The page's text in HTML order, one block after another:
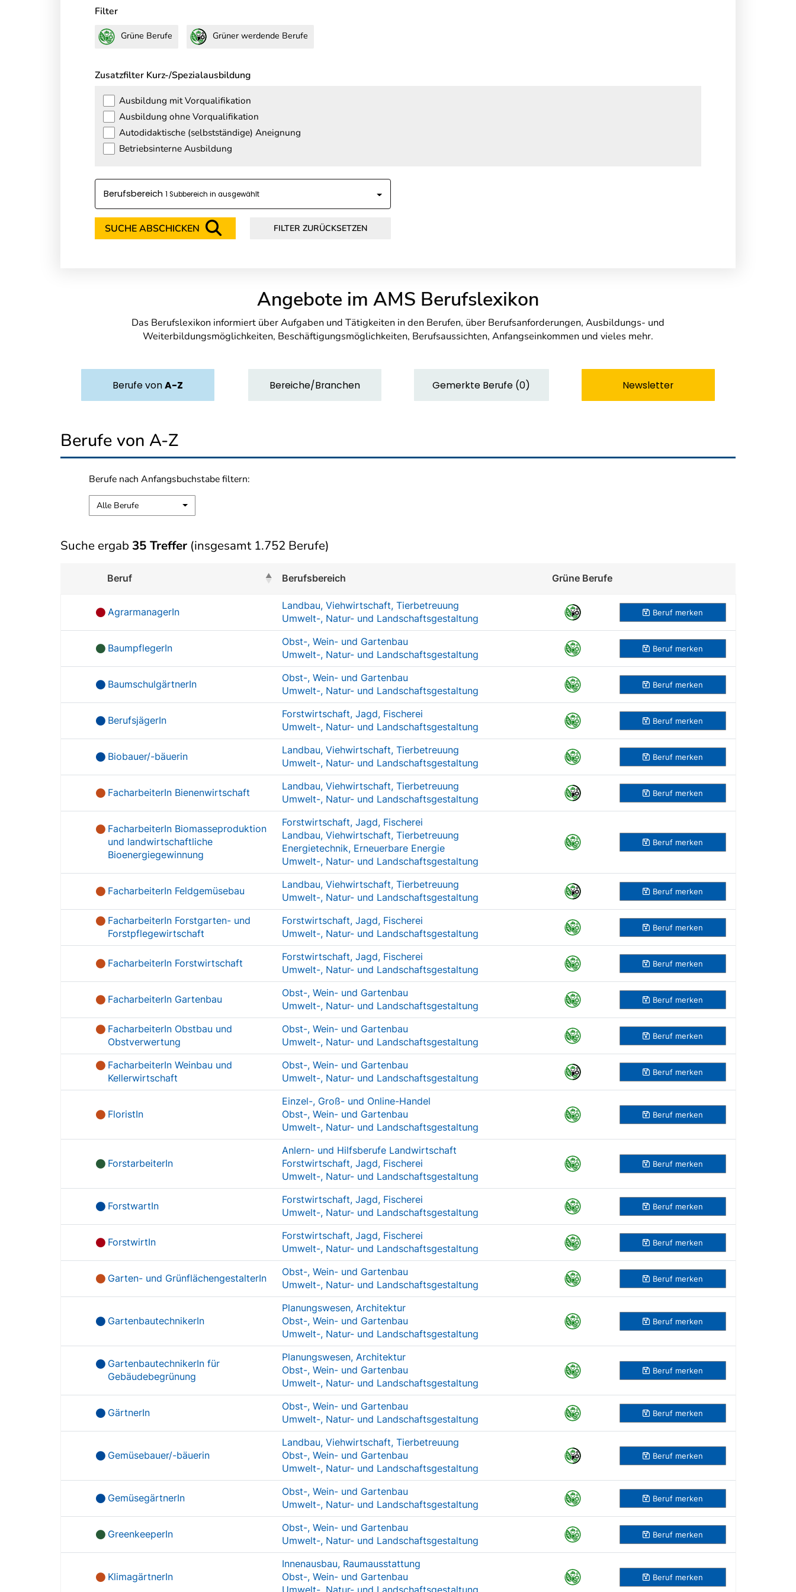
Filter
Grüne Berufe Grüner werdende Berufe
Zusatzfilter Kurz-/Spezialausbildung
Ausbildung mit Vorqualifikation
Ausbildung ohne Vorqualifikation
Autodidaktische (selbstständige) Aneignung
Betriebsinterne Ausbildung
Berufsbereich 1 Subbereich in
SUCHE ABSCHICKEN FILTER ZURÜCKSETZEN
Angebote im AMS Berufslexikon
Das Berufslexikon informiert über Aufgaben und Tätigkeiten in den Berufen, über Berufsanforderungen, Ausbildungs- und
Weiterbildungsmöglichkeiten, Beschäftigungsmöglichkeiten, Berufsaussichten, Anfangseinkommen und vieles mehr.
BerufevonA-Z Bereiche/Branchen Gemerkte Berufe (0) Newsletter
Berufe von A-Z
Berufe nach Anfangsbuchstabe filtern:
Alle Berufe
Suche ergab 35 Treffer (insgesamt 1.752 Berufe)
Beruf Berufsbereich Grüne Berufe
AgrarmanagerIn
Landbau, Viehwirtschaft, Tierbetreuung
Umwelt-, Natur- und Landschaftsgestaltung
Beruf merken
BaumpflegerIn
Obst-, Wein- und Gartenbau
Umwelt-, Natur- und Landschaftsgestaltung
Beruf merken
BaumschulgärtnerIn
Obst-, Wein- und Gartenbau
Umwelt-, Natur- und Landschaftsgestaltung
Beruf merken
BerufsjägerIn
Forstwirtschaft, Jagd, Fischerei
Umwelt-, Natur- und Landschaftsgestaltung
Beruf merken
Biobauer/-bäuerin
Landbau, Viehwirtschaft, Tierbetreuung
Umwelt-, Natur- und Landschaftsgestaltung
Beruf merken
FacharbeiterIn Bienenwirtschaft
Landbau, Viehwirtschaft, Tierbetreuung
Umwelt-, Natur- und Landschaftsgestaltung
Beruf merken
FacharbeiterIn Biomasseproduktion
und landwirtschaftliche
Bioenergiegewinnung
Forstwirtschaft, Jagd, Fischerei
Landbau, Viehwirtschaft, Tierbetreuung
Energietechnik, Erneuerbare Energie
Umwelt-, Natur- und Landschaftsgestaltung
Beruf merken
FacharbeiterIn Feldgemüsebau
Landbau, Viehwirtschaft, Tierbetreuung
Umwelt-, Natur- und Landschaftsgestaltung
Beruf merken
FacharbeiterIn Forstgarten- und
Forstpflegewirtschaft
Forstwirtschaft, Jagd, Fischerei
Umwelt-, Natur- und Landschaftsgestaltung
Beruf merken
FacharbeiterIn Forstwirtschaft
Forstwirtschaft, Jagd, Fischerei
Umwelt-, Natur- und Landschaftsgestaltung
Beruf merken
FacharbeiterIn Gartenbau
Obst-, Wein- und Gartenbau
Umwelt-, Natur- und Landschaftsgestaltung
Beruf merken
FacharbeiterIn Obstbau und
Obstverwertung
Obst-, Wein- und Gartenbau
Umwelt-, Natur- und Landschaftsgestaltung
Beruf merken
FacharbeiterIn Weinbau und
Kellerwirtschaft
Obst-, Wein- und Gartenbau
Umwelt-, Natur- und Landschaftsgestaltung
Beruf merken
FloristIn
Einzel-, Groß- und Online-Handel
Obst-, Wein- und Gartenbau
Umwelt-, Natur- und Landschaftsgestaltung
Beruf merken
ForstarbeiterIn
Anlern- und Hilfsberufe Landwirtschaft
Forstwirtschaft, Jagd, Fischerei
Umwelt-, Natur- und Landschaftsgestaltung
Beruf merken
ForstwartIn
Forstwirtschaft, Jagd, Fischerei
Umwelt-, Natur- und Landschaftsgestaltung
Beruf merken
ForstwirtIn
Forstwirtschaft, Jagd, Fischerei
Umwelt-, Natur- und Landschaftsgestaltung
Beruf merken
Garten- und GrünflächengestalterIn
Obst-, Wein- und Gartenbau
Umwelt-, Natur- und Landschaftsgestaltung
Beruf merken
GartenbautechnikerIn
Planungswesen, Architektur
Obst-, Wein- und Gartenbau
Umwelt-, Natur- und Landschaftsgestaltung
Beruf merken
GartenbautechnikerIn für
Gebäudebegrünung
Planungswesen, Architektur
Obst-, Wein- und Gartenbau
Umwelt-, Natur- und Landschaftsgestaltung
Beruf merken
GärtnerIn
Obst-, Wein- und Gartenbau
Umwelt-, Natur- und Landschaftsgestaltung
Beruf merken
Gemüsebauer/-bäuerin
Landbau, Viehwirtschaft, Tierbetreuung
Obst-, Wein- und Gartenbau
Umwelt-, Natur- und Landschaftsgestaltung
Beruf merken
GemüsegärtnerIn
Obst-, Wein- und Gartenbau
Umwelt-, Natur- und Landschaftsgestaltung
Beruf merken
GreenkeeperIn
Obst-, Wein- und Gartenbau
Umwelt-, Natur- und Landschaftsgestaltung
Beruf merken
KlimagärtnerIn
Innenausbau, Raumausstattung
Obst-, Wein- und Gartenbau
Beruf merken